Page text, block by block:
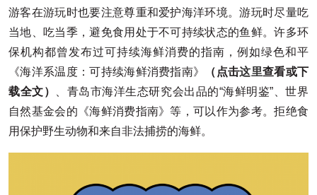
游客在游玩时也要注意尊重和爱护海洋环境。游玩时尽量吃
当地、吃当季，避免食用处于不可持续状态的鱼鲜。许多环
保机构都曾发布过可持续海鲜消费的指南，例如绿色和平
《海洋系温度：可持续海鲜消费指南》
（点击这里查看或下
载全文）
、青岛市海洋生态研究会出品的“海鲜明鉴”、世界
自然基金会的《海鲜消费指南》等，可以作为参考。拒绝食
用保护野生动物和来自非法捕捞的海鲜。